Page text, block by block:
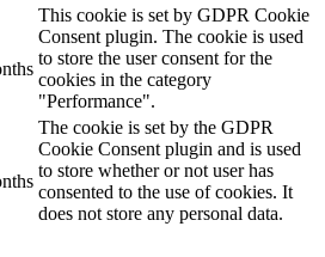
This cookie is set by GDPR Cookie
Consent plugin. The cookie is used
to store the user consent for the
cookies in the category
"Performance".
The cookie is set by the GDPR
Cookie Consent plugin and is used
to store whether or not user has
consented to the use of cookies. It
does not store any personal data.